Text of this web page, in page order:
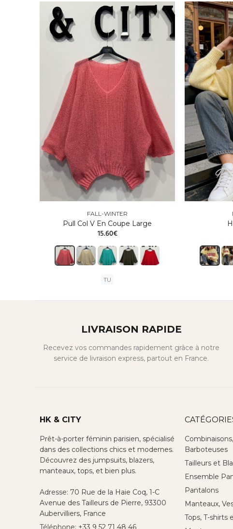
FALL-WINTER
Pull Col V En Coupe Large
15.60€
TU
LIVRAISON RAPIDE
Recevez vos commandes rapidement grâce à notre
service de livraison express, partout en France.
HK & CITY
Prêt-à-porter féminin parisien, spécialisé
dans des collections chics et modernes.
Découvrez des jumpsuits, blazers,
manteaux, tops, et bien plus.
Adresse: 70 Rue de la Haie Coq, 1-C
Avenue des Tailleurs de Pierre, 93300
Aubervilliers, France
Téléphone: +33 9 52 71 48 46
Barboteuses
Tailleurs et
Ensemble
Pantalons
Manteaux,
Tops, T-shirts